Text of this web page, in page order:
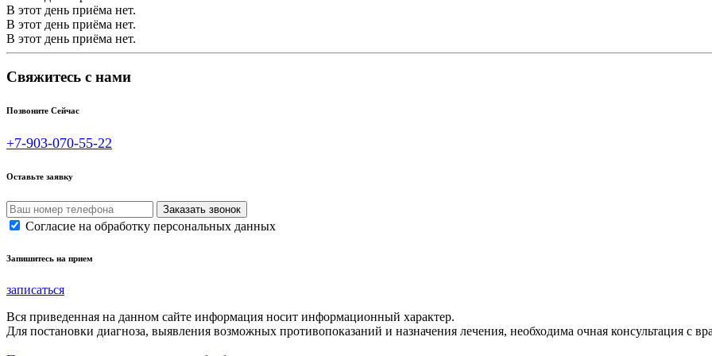
В этот день приёма нет.
В этот день приёма нет.
В этот день приёма нет.
Свяжитесь с нами
Позвоните Сейчас
+7-903-070-55-22
Оставьте заявку
Согласие на обработку персональных данных
Запишитесь на прием
записаться
Вся приведенная на данном сайте информация носит информационный характер.
Для постановки диагноза, выявления возможных противопоказаний и назначения лечения, необходима очная консультация с